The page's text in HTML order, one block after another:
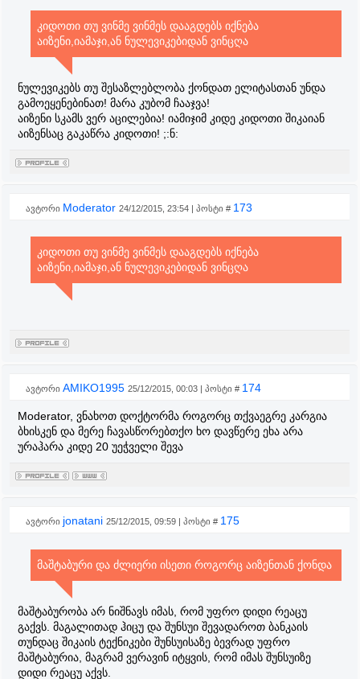
კიდოთი თუ ვინმე ვინმეს დააგდებს იქნება
აიზენი,იამაჯი,ან ნულევიკებიდან ვინცღა
ნულევიკებს თუ შესაზლებლობა ქონდათ ელიტასთან უნდა
გამოეყენებინათ! მარა კუბომ ჩააჯვა!
აიზენი სკამს ვერ აცილებია! იამიჯიმ კიდე კიდოთი შიკაიან
აიზენსაც გაკაწრა კიდოთი! ;:ნ:
ავტორი Moderator 24/12/2015, 23:54 | პოსტი # 173
კიდოთი თუ ვინმე ვინმეს დააგდებს იქნება
აიზენი,იამაჯი,ან ნულევიკებიდან ვინცღა
ავტორი AMIKO1995 25/12/2015, 00:03 | პოსტი # 174
Moderator, ვნახოთ დოქტორმა როგორც თქვაეგრე კარგია
ბხისკენ და მერე ჩავასწორებთქო ხო დავწერე ეხა არა
ურაჰარა კიდე 20 უეჭველი შევა
ავტორი jonatani 25/12/2015, 09:59 | პოსტი # 175
მაშტაბური და ძლიერი ისეთი როგორც აიზენთან ქონდა
მაშტაბურობა არ ნიშნავს იმას, რომ უფრო დიდი რეაცუ
გაქვს. მაგალითად ჰიცუ და შუნსუი შევადაროთ ბანკაის
თუნდაც შიკაის ტექნიკები შუნსუისაზე ბევრად უფრო
მაშტაბურია, მაგრამ ვერავინ იტყვის, რომ იმას შუნსუიზე
დიდი რეაცუ აქვს.